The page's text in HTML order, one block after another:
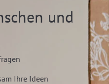
und
Ihre Ideen